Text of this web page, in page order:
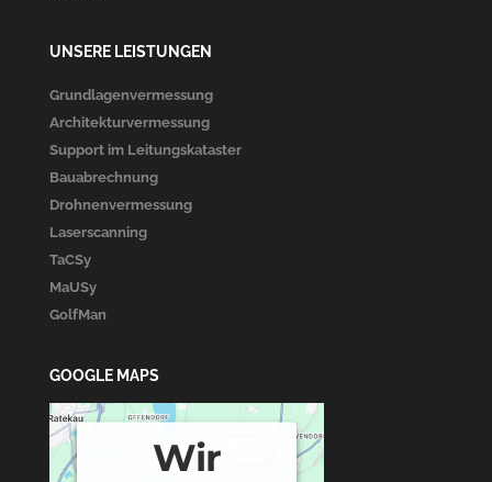
UNSERE LEISTUNGEN
Grundlagenvermessung
Architekturvermessung
Support im Leitungskataster
Bauabrechnung
Drohnenvermessung
Laserscanning
TaCSy
MaUSy
GolfMan
GOOGLE MAPS
Wir